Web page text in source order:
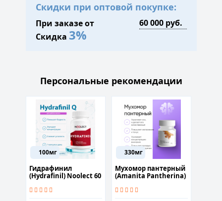
Скидки при оптовой покупке:
При заказе от
Скидка 3%
Персональные рекомендации
100мг
Гидрафинил
(Hydrafinil) Nooleсt 60
330мг
Мухомор пантерный
(Amanita Pantherina)
стимуляции обмена
веществ